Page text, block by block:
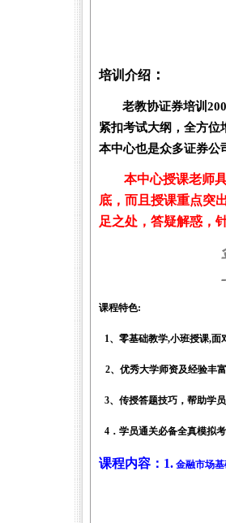
培训介绍 ：
老教协证券培训
紧扣考试大纲，全方位
本中心也是众多证券公
本中心授课老师
底，而且授课重点突
足之处，答疑解惑，
课程特色:
1、零基础教学,小班授课,面
2、优秀大学师资及经验丰
3、传授答题技巧，帮助学
4．学员通关必备全真模拟
课程内容： 1. 金融市场